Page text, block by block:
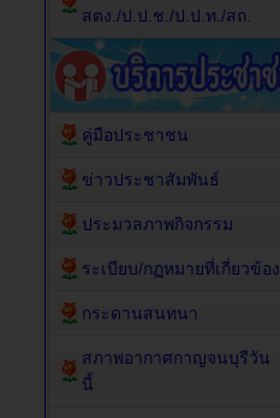
สตง./ป.ป.ช./ป.ป.ท./สถ.
คู่มือประชาชน
ข่าวประชาสัมพันธ์
ประมวลภาพกิจกรรม
ระเบียบ/กฏหมายที่เกี่ยวข้อง
กระดานสนทนา
สภาพอากาศกาญจนบุรีวัน
นี้